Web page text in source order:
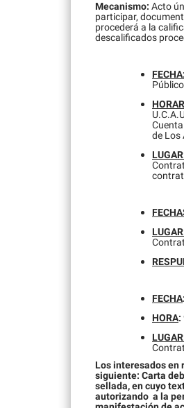
Mecanismo: Acto
participar,
procederá a la
descalificados
FECHA:
de Los
FECHA:
HORA:
Los interesados en
siguiente: Carta
sellada, en cuyo
autorizando a la